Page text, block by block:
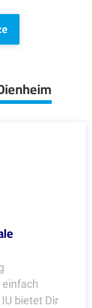
bietet Dir